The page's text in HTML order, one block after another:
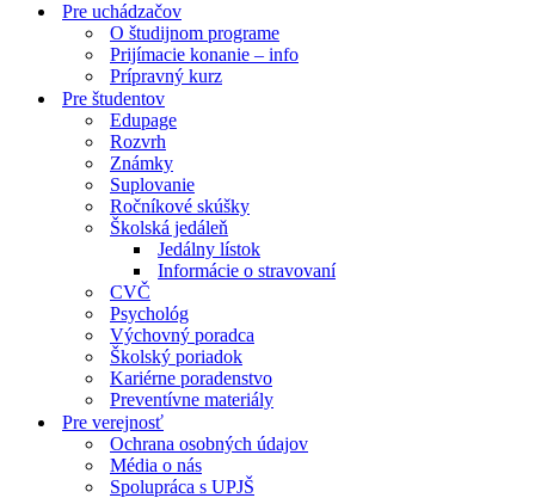
Pre uchádzačov
O študijnom programe
Prijímacie konanie – info
Prípravný kurz
Pre študentov
Edupage
Rozvrh
Známky
Suplovanie
Ročníkové skúšky
Školská jedáleň
Jedálny lístok
Informácie o stravovaní
CVČ
Psychológ
Výchovný poradca
Školský poriadok
Kariérne poradenstvo
Preventívne materiály
Pre verejnosť
Ochrana osobných údajov
Média o nás
Spolupráca s UPJŠ